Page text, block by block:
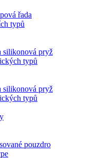
řada
typů
silikonová pryž
typů
silikonová pryž
typů
pouzdro